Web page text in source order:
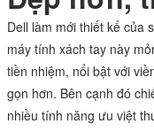
Dell làm mới thiết kế của
máy tính xách tay này
tiền nhiệm, nổi bật với
gọn hơn. Bên cạnh đó
nhiều tính năng ưu việt